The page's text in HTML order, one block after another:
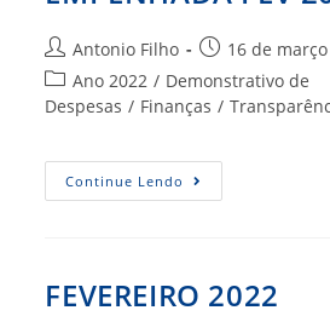
Autor
do
post:
Antonio Filho
Post
publicado:
16 de
Categoria
do
Ano 2022 / Demonstrativo de
Despesas / Finanças /
Continue Lendo COMPARATIVO
DE
FEVEREIRO 2022